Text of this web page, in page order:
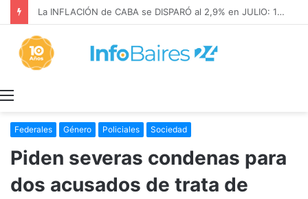
La INFLACIÓN de CABA se DISPARÓ al 2,9% en JULIO: 19,4% en 2026
Federales Género Policiales Sociedad
Piden severas condenas para
dos acusados de trata de